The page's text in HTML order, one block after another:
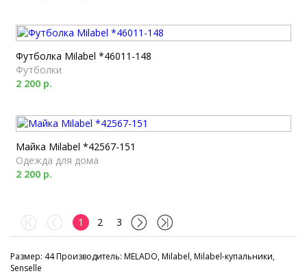
Футболка Milabel *46011-148
Футболки
2 200 р.
Майка Milabel *42567-151
Одежда для дома
2 200 р.
1 2 3
Размер: 44 Производитель: MELADO, Milabel, Milabel-купальники,
Senselle